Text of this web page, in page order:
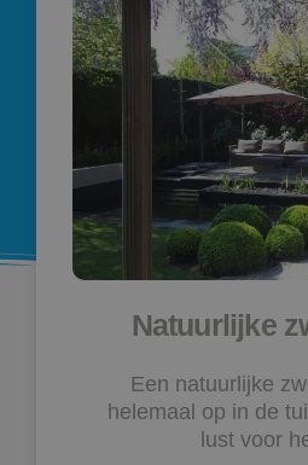
Natuurlijke
Een natuurlijke
helemaal op in de
lust voor